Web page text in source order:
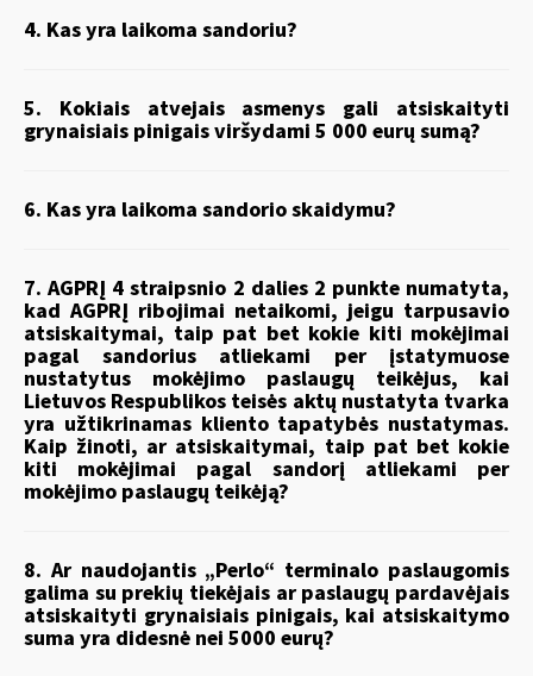
4. Kas yra laikoma sandoriu?
5. Kokiais atvejais asmenys gali atsiskaityti
grynaisiais pinigais viršydami 5 000 eurų sumą?
6. Kas yra laikoma sandorio skaidymu?
7. AGPRĮ 4 straipsnio 2 dalies 2 punkte numatyta,
kad AGPRĮ ribojimai netaikomi, jeigu tarpusavio
atsiskaitymai, taip pat bet kokie kiti mokėjimai
pagal sandorius atliekami per įstatymuose
nustatytus mokėjimo paslaugų teikėjus, kai
Lietuvos Respublikos teisės aktų nustatyta tvarka
yra užtikrinamas kliento tapatybės nustatymas.
Kaip žinoti, ar atsiskaitymai, taip pat bet kokie
kiti mokėjimai pagal sandorį atliekami per
mokėjimo paslaugų teikėją?
8. Ar naudojantis „Perlo“ terminalo paslaugomis
galima su prekių tiekėjais ar paslaugų pardavėjais
atsiskaityti grynaisiais pinigais, kai atsiskaitymo
suma yra didesnė nei 5000 eurų?